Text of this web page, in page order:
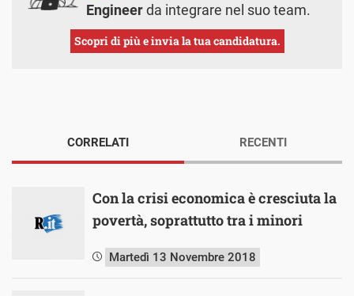
Engineerda integrare nel suo team.
Scopri di più e invia la tua candidatura.
CORRELATI
Con la crisi economica è cresciuta la
povertà, soprattutto tra i minori
Martedì 13 Novembre 2018
RECENTI